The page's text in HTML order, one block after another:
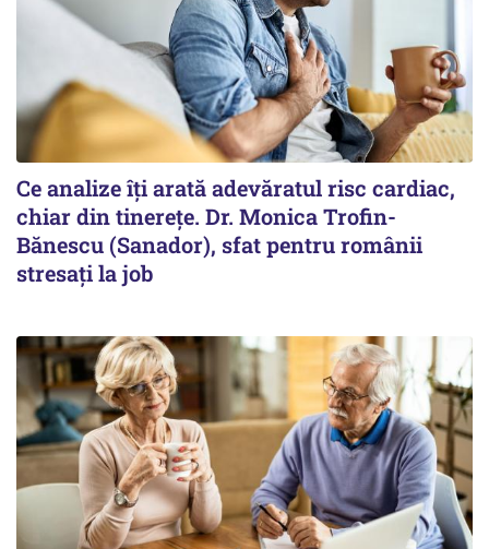
Ce analize îți arată adevăratul risc cardiac,
chiar din tinerețe. Dr. Monica Trofin-
Bănescu (Sanador), sfat pentru românii
stresați la job